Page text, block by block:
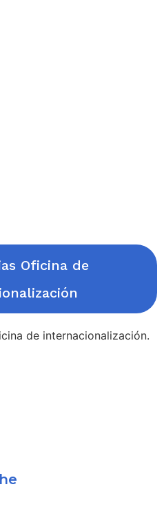
Oficina de
de internacionalización.